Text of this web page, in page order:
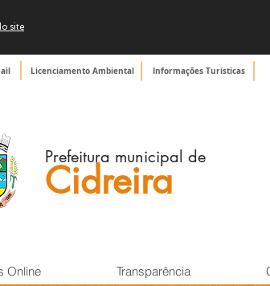
site
Licenciamento Ambiental Informações Turísticas
Prefeitura municipal de
Cidreira
Online Transparência